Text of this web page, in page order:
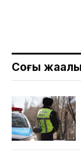
Соңғы